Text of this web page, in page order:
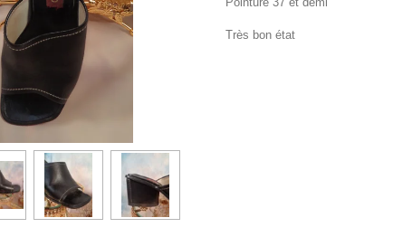
Très bon état